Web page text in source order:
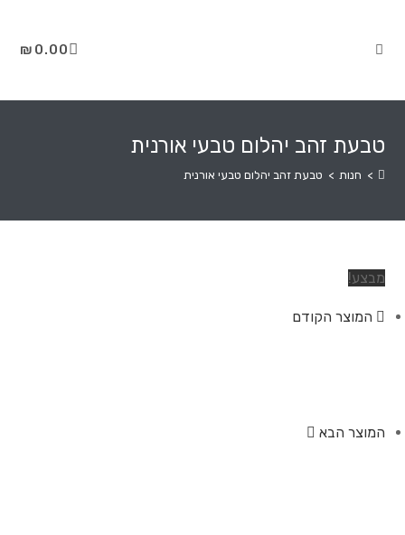
₪ 0.00
טבעת זהב יהלום טבעי אורנית
> חנות > טבעת זהב יהלום טבעי אורנית
מבצע!
המוצר הקודם
המוצר הבא